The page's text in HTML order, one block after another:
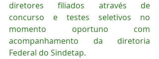
diretores filiados através de
concurso e testes seletivos no
momento oportuno com
acompanhamento da diretoria
Federal do Sindetap.